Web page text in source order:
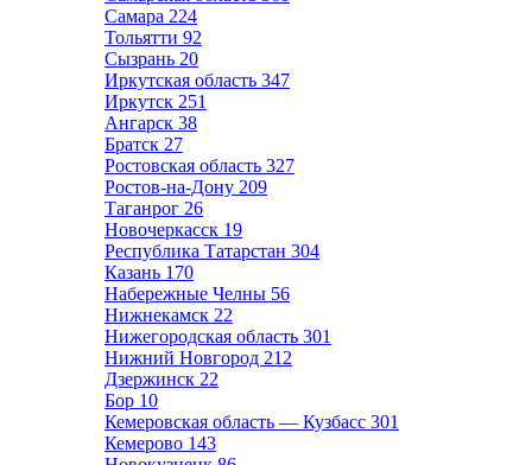
Самара 224
Тольятти 92
Сызрань 20
Иркутская область 347
Иркутск 251
Ангарск 38
Братск 27
Ростовская область 327
Ростов-на-Дону 209
Таганрог 26
Новочеркасск 19
Республика Татарстан 304
Казань 170
Набережные Челны 56
Нижнекамск 22
Нижегородская область 301
Нижний Новгород 212
Дзержинск 22
Бор 10
Кемеровская область — Кузбасс 301
Кемерово 143